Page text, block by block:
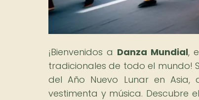
¡Bienvenidos a Danza Mundial,
tradicionales de todo el mundo!
del Año Nuevo Lunar en
vestimenta y música. Descubre